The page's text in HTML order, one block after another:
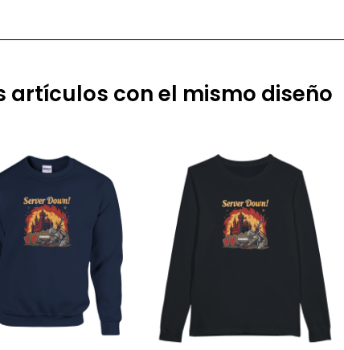
artículos con el mismo diseño